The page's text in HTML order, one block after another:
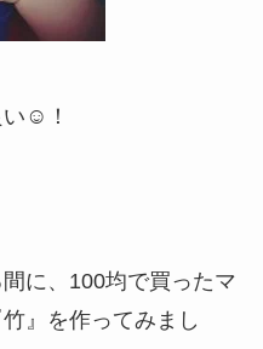
い☺︎ ！
に、100均で買ったマ
』を作ってみまし